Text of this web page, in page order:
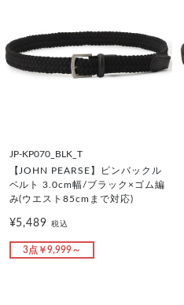
JP-KP070_BLK_T
【JOHN PEARSE】ピンバックル
ベルト 3.0cm幅/ブラック×ゴム編
み(ウエスト85cmまで対応)
¥5,489税込
3点￥9,999～